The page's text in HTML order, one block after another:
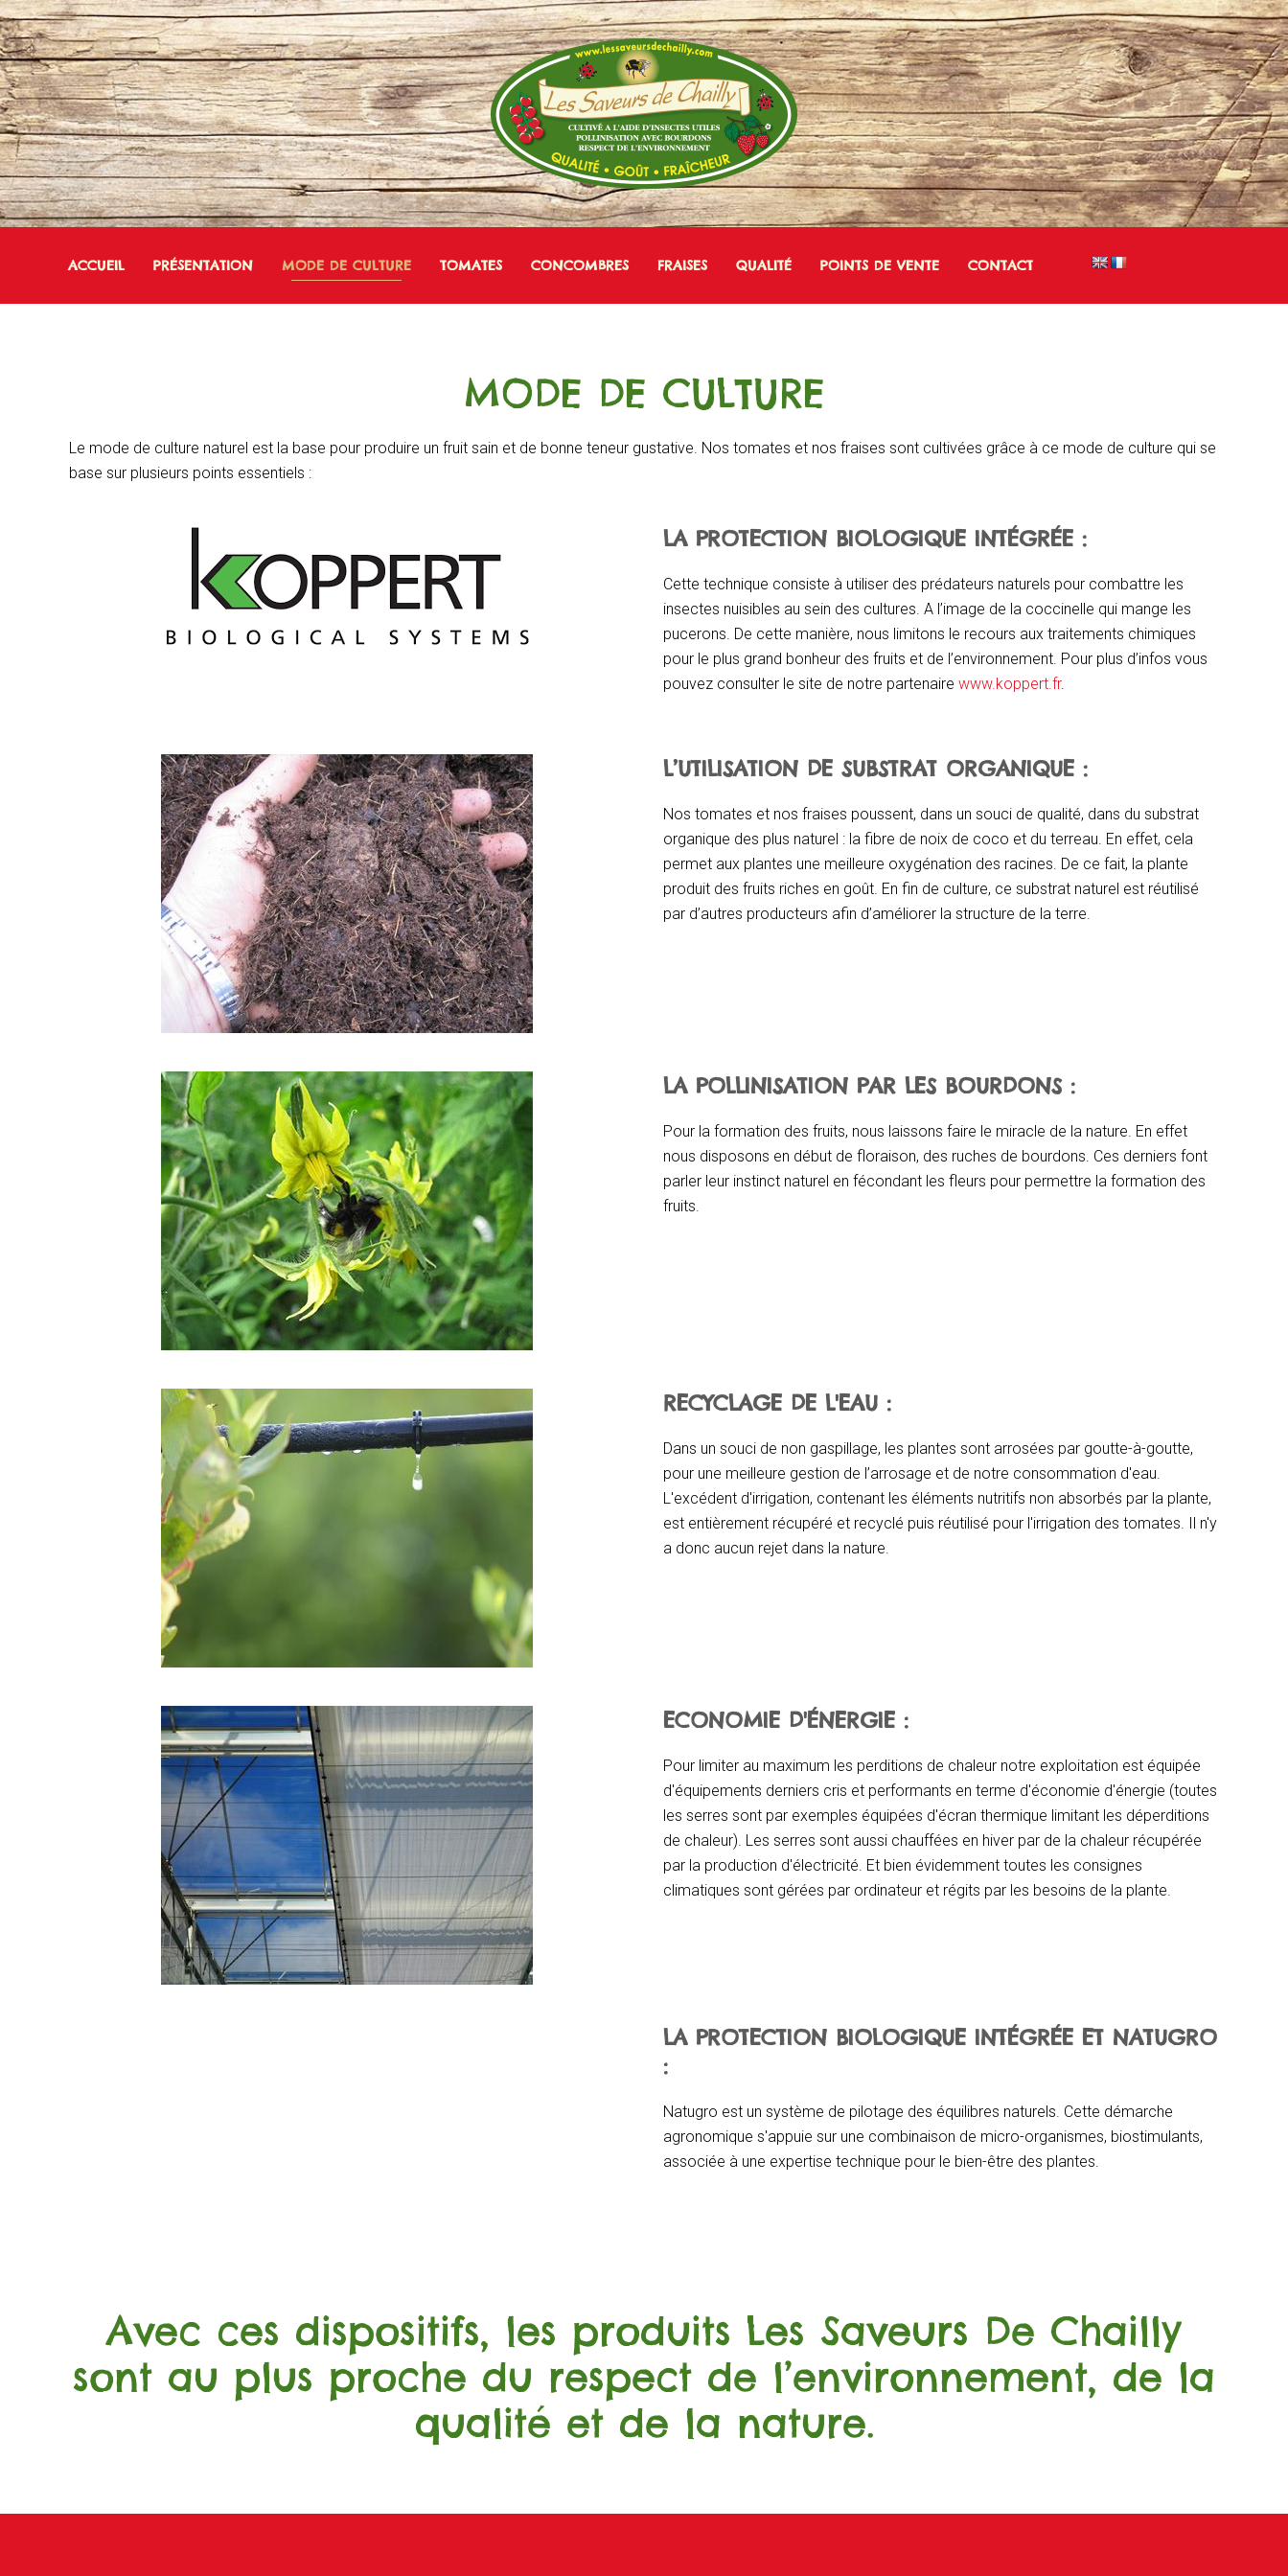
ACCUEIL PRÉSENTATION MODE DE CULTURE TOMATES CONCOMBRES FRAISES QUALITÉ POINTS DE VENTE CONTACT
MODE DE CULTURE
Le mode de culture naturel est la base pour produire un fruit sain et de bonne teneur gustative. Nos tomates et nos fraises sont cultivées grâce à ce mode de culture qui se
base sur plusieurs points essentiels :
LA PROTECTION BIOLOGIQUE INTÉGRÉE :
Cette technique consiste à utiliser des prédateurs naturels pour combattre les
insectes nuisibles au sein des cultures. A l’image de la coccinelle qui mange les
pucerons. De cette manière, nous limitons le recours aux traitements chimiques
pour le plus grand bonheur des fruits et de l’environnement. Pour plus d’infos vous
pouvez consulter le site de notre partenaire www.koppert.fr.
L’UTILISATION DE SUBSTRAT ORGANIQUE :
Nos tomates et nos fraises poussent, dans un souci de qualité, dans du substrat
organique des plus naturel : la fibre de noix de coco et du terreau. En effet, cela
permet aux plantes une meilleure oxygénation des racines. De ce fait, la plante
produit des fruits riches en goût. En fin de culture, ce substrat naturel est réutilisé
par d’autres producteurs afin d’améliorer la structure de la terre.
LA POLLINISATION PAR LES BOURDONS :
Pour la formation des fruits, nous laissons faire le miracle de la nature. En effet
nous disposons en début de floraison, des ruches de bourdons. Ces derniers font
parler leur instinct naturel en fécondant les fleurs pour permettre la formation des
fruits.
RECYCLAGE DE L'EAU :
Dans un souci de non gaspillage, les plantes sont arrosées par goutte-à-goutte,
pour une meilleure gestion de l’arrosage et de notre consommation d'eau.
L'excédent d'irrigation, contenant les éléments nutritifs non absorbés par la plante,
est entièrement récupéré et recyclé puis réutilisé pour l'irrigation des tomates. Il n'y
a donc aucun rejet dans la nature.
ECONOMIE D'ÉNERGIE :
Pour limiter au maximum les perditions de chaleur notre exploitation est équipée
d'équipements derniers cris et performants en terme d'économie d'énergie (toutes
les serres sont par exemples équipées d'écran thermique limitant les déperditions
de chaleur). Les serres sont aussi chauffées en hiver par de la chaleur récupérée
par la production d'électricité. Et bien évidemment toutes les consignes
climatiques sont gérées par ordinateur et régits par les besoins de la plante.
LA PROTECTION BIOLOGIQUE INTÉGRÉE ET NATUGRO
:
Natugro est un système de pilotage des équilibres naturels. Cette démarche
agronomique s'appuie sur une combinaison de micro-organismes, biostimulants,
associée à une expertise technique pour le bien-être des plantes.
Avec ces dispositifs, les produits Les Saveurs De Chailly
sont au plus proche du respect de l’environnement, de la
qualité et de la nature.